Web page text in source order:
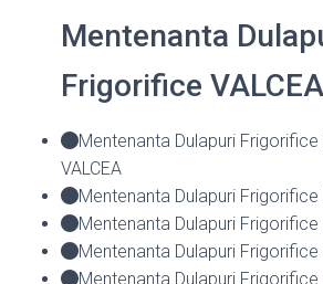
Mentenanta
Frigorifice VALCEA
Mentenanta Dulapuri
VALCEA
Mentenanta Dulapuri Frigorifice
Mentenanta Dulapuri Frigorifice
Mentenanta Dulapuri Frigorifice
Mentenanta Dulapuri Frigorifice